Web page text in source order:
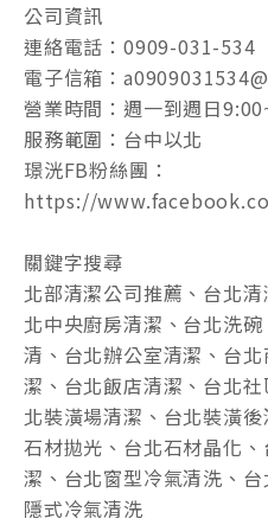
公司資訊
連絡電話：0909-031-534
電子信箱：
營業時間：週一到週日
服務範圍：台中以北
璟洸FB粉絲團：
https://
關鍵字搜尋
北部清潔公司推薦、台北
北中央廚房清潔、台北洗
清、台北辦公室清潔、台
潔、台北飯店清潔、台北
北裝潢場清潔、台北裝潢
石材拋光、台北石材晶化
潔、台北窗型冷氣清洗、
隱式冷氣清洗